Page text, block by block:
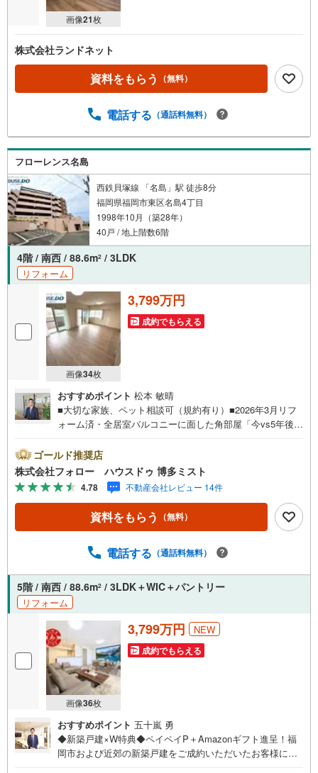
画像21枚
株式会社ランドネット
資料をもらう （無料）
電話する （通話料無料）
フローレンス名島
西鉄貝塚線 「名島」駅 徒歩8分
福岡県福岡市東区名島4丁目
1998年10月（築28年）
40戸 / 地上階数6階
4階 / 南西 / 88.6m2 / 3LDK
リフォーム
画像34枚
3,799万円
成約でもらえる
おすすめポイント 松本 敏晴
■大切な家族、ペット相談可（規約有り）■2026年3月リフ
ォーム済・全居室バルコニーに面した角部屋「今vs5年後」
をする上で必ず出てくる疑問、不安をぶつけてください。
答えはお客様の家族構成やご年齢、ライフプランによって
全く変わってきます。ネット検索も便利ですが、1回のご相
談でお悩みが解決できるかもしれません。その答えが「購
入しない」となっても、お客様、ご家族様のベストであれ
ば、それに越したことはありません。まずはお問い合わせ
記時間はお電話が繋がりやすくなっております。ぜひお気
を見学する（無料）」ボタンよりご希望の日時をご記入い
ただけますとスムーズにご案内が可能です。
ゴールド推奨店
株式会社フォロー ハウスドゥ 博多ミスト
4.78 不動産会社レビュー 14件
資料をもらう （無料）
電話する （通話料無料）
5階 / 南西 / 88.6m2 / 3LDK＋WIC＋パントリー
リフォーム
画像36枚
3,799万円 NEW
成約でもらえる
おすすめポイント 五十嵐 勇
◆新築戸建×W特典◆ペイペイP＋Amazonギフト進呈！福
岡市および近郊の新築戸建をご成約いただいたお客様に、